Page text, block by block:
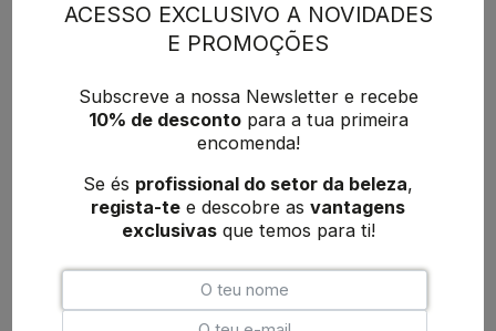
ACESSO EXCLUSIVO A NOVIDADES
E PROMOÇÕES
Subscreve a nossa Newsletter e recebe
10% de descontopara a tua primeira
encomenda!
Se és profissional do setor da beleza,
regista-te e descobre as vantagens
exclusivasque temos para ti!